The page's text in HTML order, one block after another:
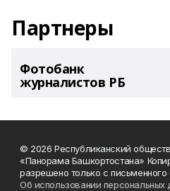
Партнеры
Фотобанк
журналистов РБ
© 2026 Республиканский
«Панорама Башкортостана»
разрешено только с
Об использовании персональных